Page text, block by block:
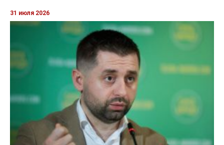
31 июля 2026